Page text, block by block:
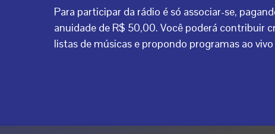
Para participar da rádio é só associar-se,
anuidade de R$ 50,00. Você poderá contribuir
listas de músicas e propondo programas ao vivo